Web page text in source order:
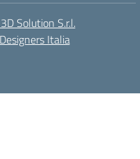
Solution S.r.l.
Italia